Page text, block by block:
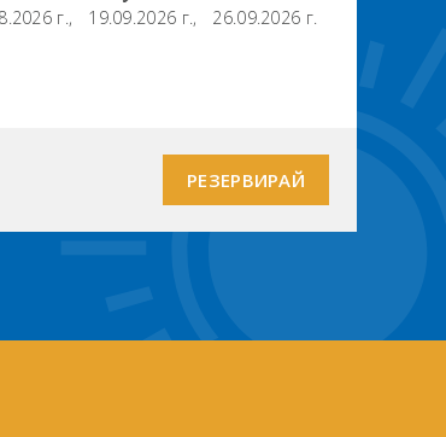
г., 19.09.2026 г., 26.09.2026 г.
РЕЗЕРВИРАЙ